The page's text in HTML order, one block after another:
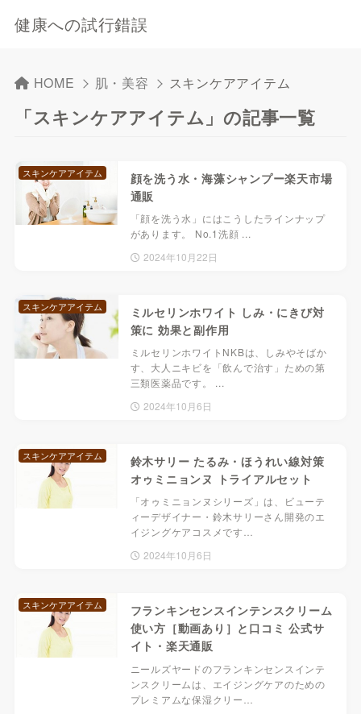
健康への試行錯誤
HOME 肌・美容 スキンケアアイテム
「スキンケアアイテム」の記事一覧
顔を洗う水・海藻シャンプー楽天市場
通販
「顔を洗う水」にはこうしたラインナップ
があります。 No.1洗顔 ...
2024年10月22日
スキンケアアイテム
ミルセリンホワイト しみ・にきび対
策に 効果と副作用
ミルセリンホワイトNKBは、しみやそばか
す、大人ニキビを「飲んで治す」ための第
三類医薬品です。 ...
2024年10月6日
スキンケアアイテム
鈴木サリー たるみ・ほうれい線対策
オゥミニョンヌ トライアルセット
「オゥミニョンヌシリーズ」は、ビューテ
ィーデザイナー・鈴木サリーさん開発のエ
イジングケアコスメです…
2024年10月6日
スキンケアアイテム
フランキンセンスインテンスクリーム
使い方［動画あり］と口コミ 公式サ
イト・楽天通販
ニールズヤードのフランキンセンスインテ
ンスクリームは、エイジングケアのための
プレミアムな保湿クリー…
スキンケアアイテム